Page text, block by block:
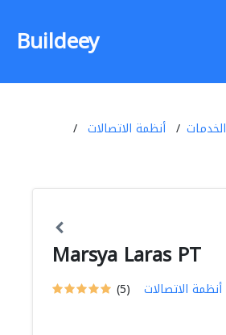
Buildeey
الخدمات
أنظمة الاتصالات
Marsya Laras PT
(5) أنظمة الاتصالات